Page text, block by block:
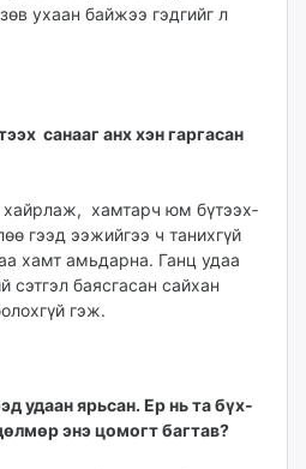
ухаан байжээ гэдгийг л
санааг анх хэн гарга­сан
хайрлаж, хамтарч юм бү­тээх­
гээд ээжийгээ ч таних­гүй
хамт амьдарна. Ганц удаа
сэтгэл баясгасан сай­хан
гэж.
удаан ярьсан. Ер нь та бүх­
энэ цомогт багтав?